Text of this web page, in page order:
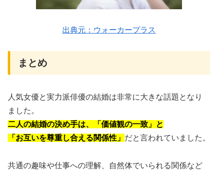
出典元：ウォーカープラス
まとめ
人気女優と実力派俳優の結婚は非常に大きな話題となり
ました。
二人の結婚の決め手は、「価値観の一致」と
「お互いを尊重し合える関係性」 だと言われていました。
共通の趣味や仕事への理解、自然体でいられる関係など